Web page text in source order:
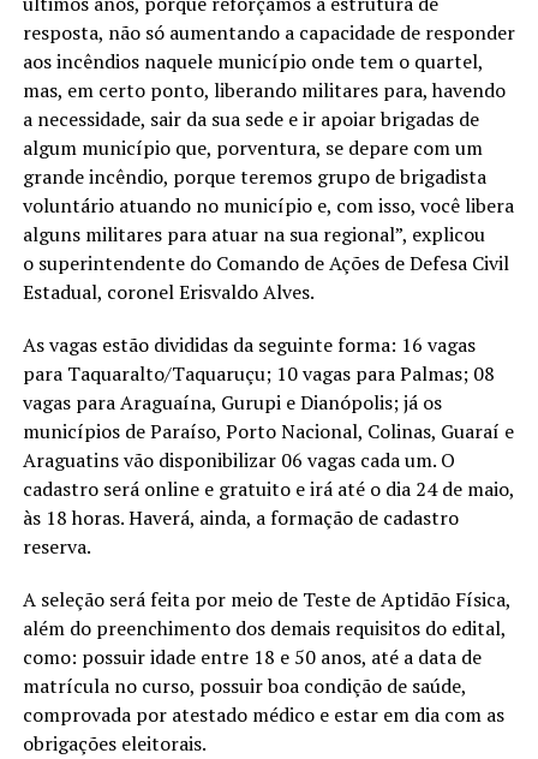
resposta, não só aumentando a capacidade de responder
aos incêndios naquele município onde tem o quartel,
mas, em certo ponto, liberando militares para, havendo
a necessidade, sair da sua sede e ir apoiar brigadas de
algum município que, porventura, se depare com um
grande incêndio, porque teremos grupo de brigadista
voluntário atuando no município e, com isso, você libera
alguns militares para atuar na sua regional”, explicou
o superintendente do Comando de Ações de Defesa Civil
Estadual, coronel Erisvaldo Alves.
As vagas estão divididas da seguinte forma: 16 vagas
para Taquaralto/Taquaruçu; 10 vagas para Palmas; 08
vagas para Araguaína, Gurupi e Dianópolis; já os
municípios de Paraíso, Porto Nacional, Colinas, Guaraí e
Araguatins vão disponibilizar 06 vagas cada um. O
cadastro será online e gratuito e irá até o dia 24 de maio,
às 18 horas. Haverá, ainda, a formação de cadastro
reserva.
A seleção será feita por meio de Teste de Aptidão Física,
além do preenchimento dos demais requisitos do edital,
como: possuir idade entre 18 e 50 anos, até a data de
matrícula no curso, possuir boa condição de saúde,
comprovada por atestado médico e estar em dia com as
obrigações eleitorais.